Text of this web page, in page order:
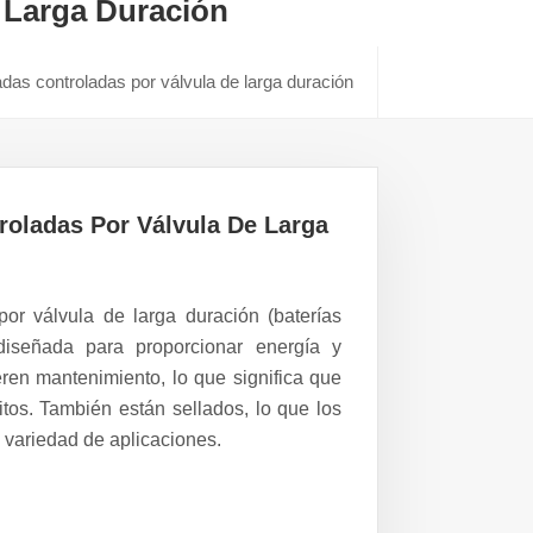
Duración
controladas por válvula de larga duración
Por Válvula De Larga
válvula de larga duración (baterías
para proporcionar energía y
mantenimiento, lo que significa que
También están sellados, lo que los
de aplicaciones.